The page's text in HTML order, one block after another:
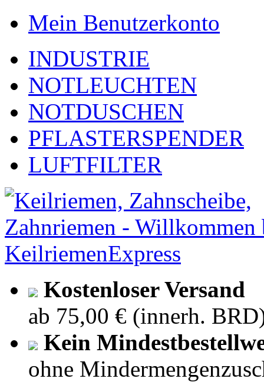
Mein Benutzerkonto
INDUSTRIE
NOTLEUCHTEN
NOTDUSCHEN
PFLASTERSPENDER
LUFTFILTER
Kostenloser Versand
ab 75,00 € (innerh.
Kein
ohne